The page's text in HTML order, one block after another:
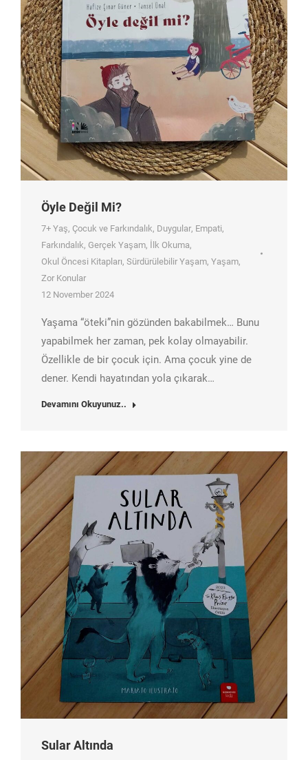
Öyle Değil Mi?
7+ Yaş, Çocuk ve Farkındalık, Duygular, Empati,
Farkındalık, Gerçek Yaşam, İlk Okuma,
Okul Öncesi Kitapları, Sürdürülebilir Yaşam, Yaşam,
Zor Konular
12 November 2024
Yaşama “öteki”nin gözünden bakabilmek… Bunu
yapabilmek her zaman, pek kolay olmayabilir.
Özellikle de bir çocuk için. Ama çocuk yine de
dener. Kendi hayatından yola çıkarak…
Devamını Okuyunuz..
Sular Altında